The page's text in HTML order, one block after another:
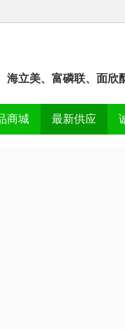
海立美、富磷联、面欣
商城 最新供应